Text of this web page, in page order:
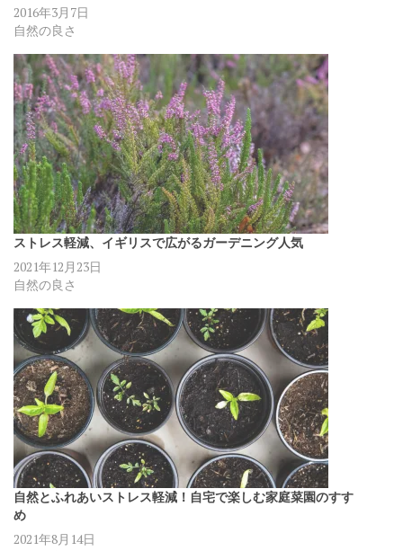
2016年3月7日
自然の良さ
ストレス軽減、イギリスで広がるガーデニング人気
2021年12月23日
自然の良さ
自然とふれあいストレス軽減！自宅で楽しむ家庭菜園のすす
め
2021年8月14日